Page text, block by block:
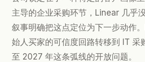
主导的企业采购环节，Linear 几乎
叙事明确把这点定位为下一步动作
始人买家的可信度回路转移到 IT 采
至 2027 年这条弧线的开放问题。